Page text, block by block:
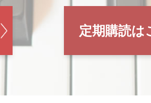
定期購読は